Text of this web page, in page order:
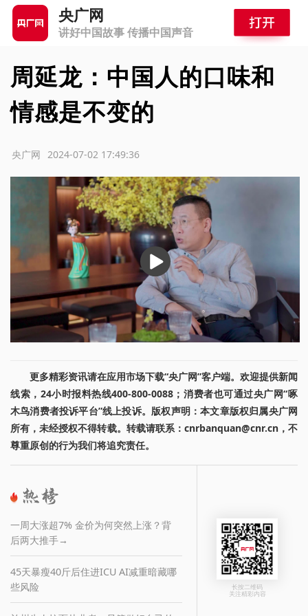
央广网
讲好中国故事 传播中国声音
周延龙：中国人的口味和
情感是不变的
2024-07-02 17:49:36
央广网
播
放
更多精彩资讯请在应用市场下载“央广网”客户端。欢迎提供新闻
线索，24小时报料热线400-800-0088；消费者也可通过央广网“啄
木鸟消费者投诉平台”线上投诉。版权声明：本文章版权归属央广网
所有，未经授权不得转载。转载请联系：cnrbanquan@cnr.cn，不
尊重原创的行为我们将追究责任。
一周大涨超7% 金价为何突然上涨？背
后两大推手→
45天暴瘦40斤后住进ICU AI减重暗藏哪
些风险
长按二维码
关注精彩内容